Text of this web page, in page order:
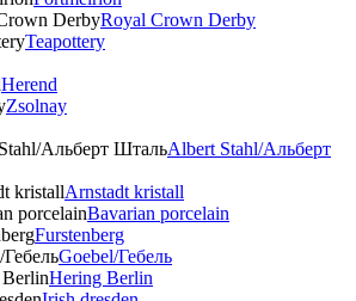
Royal Crown Derby
Teapottery
Herend
Zsolnay
Albert Stahl/Альбеpт
Arnstadt kristall
Bavarian porcelain
Furstenberg
Goebel/Гебель
Hering Berlin